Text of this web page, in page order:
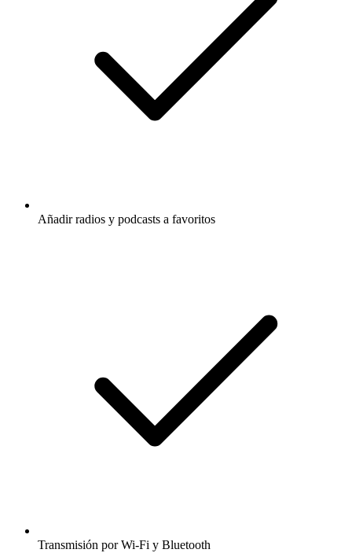
Añadir radios y podcasts a favoritos
Transmisión por Wi-Fi y Bluetooth